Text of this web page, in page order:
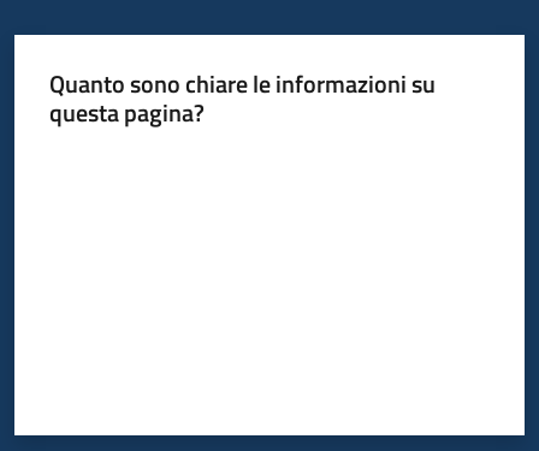
Quanto sono chiare le informazioni su
questa pagina?